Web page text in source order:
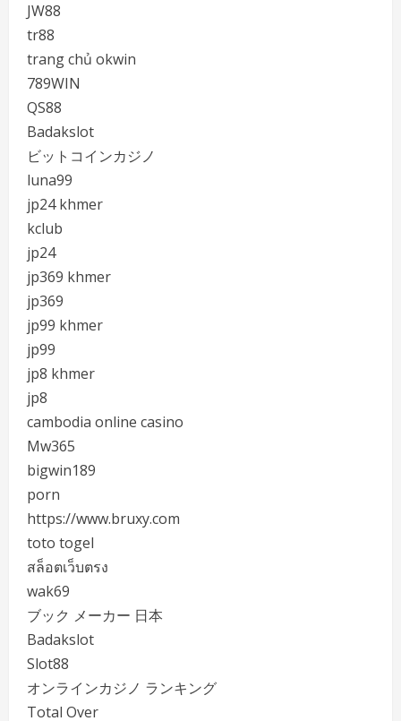
JW88
tr88
trang chủ okwin
789WIN
QS88
Badakslot
ビットコインカジノ
luna99
jp24 khmer
kclub
jp24
jp369 khmer
jp369
jp99 khmer
jp99
jp8 khmer
jp8
cambodia online casino
Mw365
bigwin189
porn
https://www.bruxy.com
toto togel
สล็อตเว็บตรง
wak69
ブック メーカー 日本
Badakslot
Slot88
オンラインカジノ ランキング
Total Over